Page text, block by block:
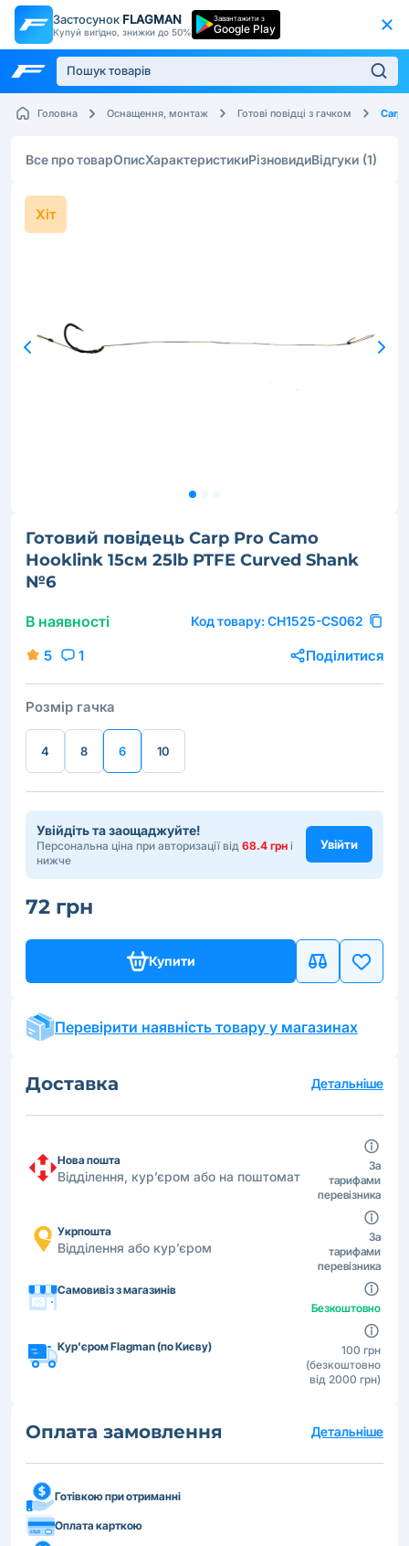
Застосунок FLAGMAN
Купуй вигідно, знижки до 50%
Завантажити з
Google Play
Головна Оснащення, монтаж Готові повідці з гачком Carp
Все про товарОписХарактеристикиРізновидиВідгуки (1)
Хіт
Готовий повідець Carp Pro Camo
Hooklink 15см 25lb PTFE Curved Shank
№6
В наявності Код товару: CH1525-CS062
5 1 Поділитися
Розмір гачка
4 8 6 10
Увійдіть та заощаджуйте!
Персональна ціна при авторизації від 68.4 грн і
нижче
Увійти
72 грн
Купити
Перевірити наявність товару у магазинах
Доставка Детальніше
Нова пошта
Відділення, кур’єром або на поштомат
За
тарифами
перевізника
Укрпошта
Відділення або кур’єром
За
тарифами
перевізника
Самовивіз з магазинів
Безкоштовно
Кур'єром Flagman (по Києву)
100 грн
(безкоштовно
від 2000 грн)
Оплата замовлення Детальніше
Готівкою при отриманні
Оплата карткою